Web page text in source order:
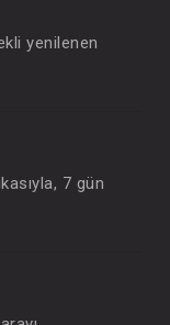
yenilenen
7 gün